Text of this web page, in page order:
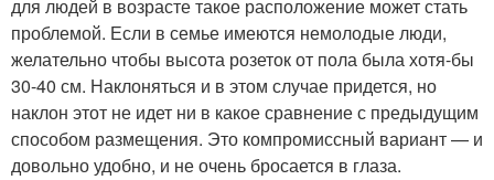
для людей в возрасте такое расположение может стать
проблемой. Если в семье имеются немолодые люди,
желательно чтобы высота розеток от пола была хотя-бы
30-40 см. Наклоняться и в этом случае придется, но
наклон этот не идет ни в какое сравнение с предыдущим
способом размещения. Это компромиссный вариант — и
довольно удобно, и не очень бросается в глаза.